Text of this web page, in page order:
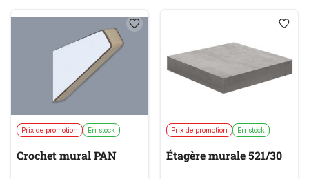
Prix de promotion En stock
Crochet mural PAN
Prix de promotion En stock
Étagère murale 521/30